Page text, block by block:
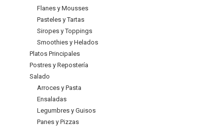
Flanes y Mousses
Pasteles y Tartas
Siropes y Toppings
Smoothies y Helados
Platos Principales
Postres y Repostería
Salado
Arroces y Pasta
Ensaladas
Legumbres y Guisos
Panes y Pizzas